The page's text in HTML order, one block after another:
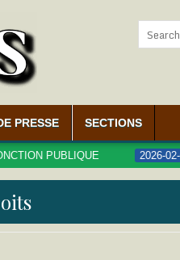
Search
for:
PRESSE SECTIONS
PUBLIQUE 2026-02-08